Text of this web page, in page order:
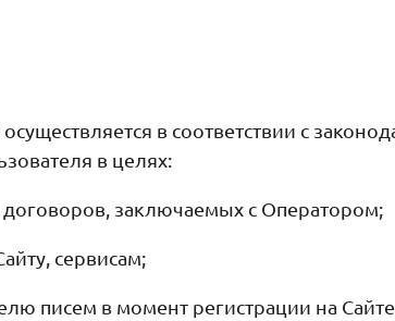
в соответствии с
в целях:
заключаемых с Оператором;
сервисам;
писем в момент регистрации на